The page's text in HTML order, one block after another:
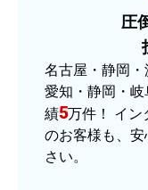
またこのショッ
はい
【注文商
文時期】
【このショップ
圧
名古屋・静岡・
愛知・静岡・
績5万件！ イン
のお客様も、
さい。